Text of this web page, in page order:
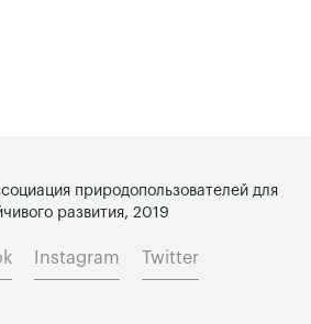
природопользователей для
развития, 2019
Instagram Twitter